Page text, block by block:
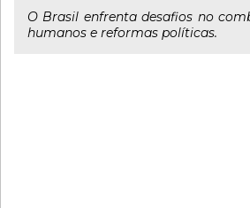
O Brasil enfrenta desafios no
humanos e reformas políticas.